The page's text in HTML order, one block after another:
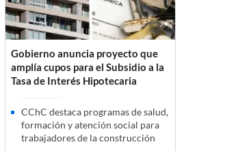
Gobierno anuncia proyecto que
amplía cupos para el Subsidio a la
Tasa de Interés Hipotecaria
CChC destaca programas de salud,
formación y atención social para
trabajadores de la construcción